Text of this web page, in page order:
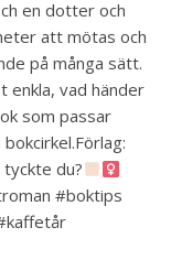
en dotter och
att mötas och
på många sätt.
enkla, vad händer
som passar
du?
#boktips